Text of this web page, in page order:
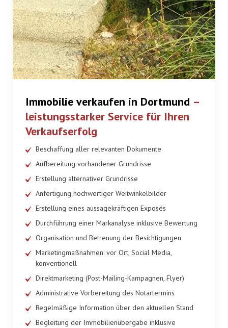
Immobilie verkaufen in Dortmund –
leistungsstarker Service für Ihren
Verkaufserfolg
Beschaffung aller relevanten Dokumente
Aufbereitung vorhandener Grundrisse
Erstellung alternativer Grundrisse
Anfertigung hochwertiger Weitwinkelbilder
Erstellung eines aussagekräftigen Exposés
Durchführung einer Markanalyse inklusive Bewertung
Organisation und Betreuung der Besichtigungen
Marketingmaßnahmen: vor Ort, Social Media,
konventionell
Direktmarketing (Post-Mailing-Kampagnen, Flyer)
Administrative Vorbereitung des Notartermins
Regelmäßige Information über den aktuellen Stand
Begleitung der Immobilienübergabe inklusive